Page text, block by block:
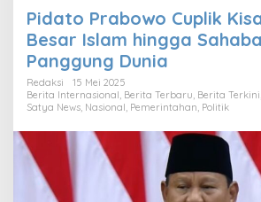
Pidato Prabowo Cuplik
Besar Islam hingga
Panggung Dunia
Redaksi
15 Mei 2025
Berita Internasional Berita Terbaru Berita Terkini
Satya News Nasional Pemerintahan Politik